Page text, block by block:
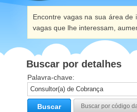
Encontre vagas na sua área
vagas que lhe interessam,
Buscar por detalhes
Palavra-chave:
Buscar Buscar por código